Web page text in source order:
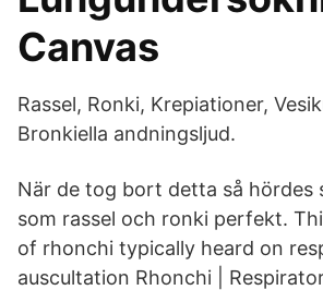
Canvas
Rassel, Ronki, Krepiationer,
Bronkiella andningsljud.
När de tog bort detta så hördes
som rassel och ronki perfekt.
of rhonchi typically heard on
auscultation Rhonchi |